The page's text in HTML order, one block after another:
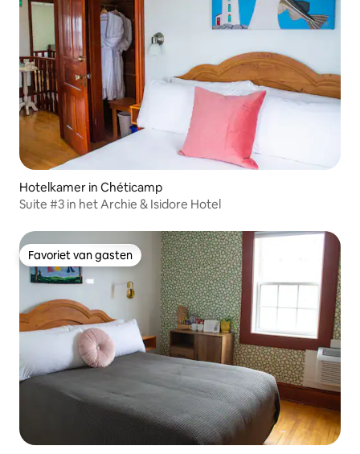
Hotelkamer in Chéticamp
Suite #3 in het Archie & Isidore Hotel
Favoriet van gasten
Favoriet van gasten